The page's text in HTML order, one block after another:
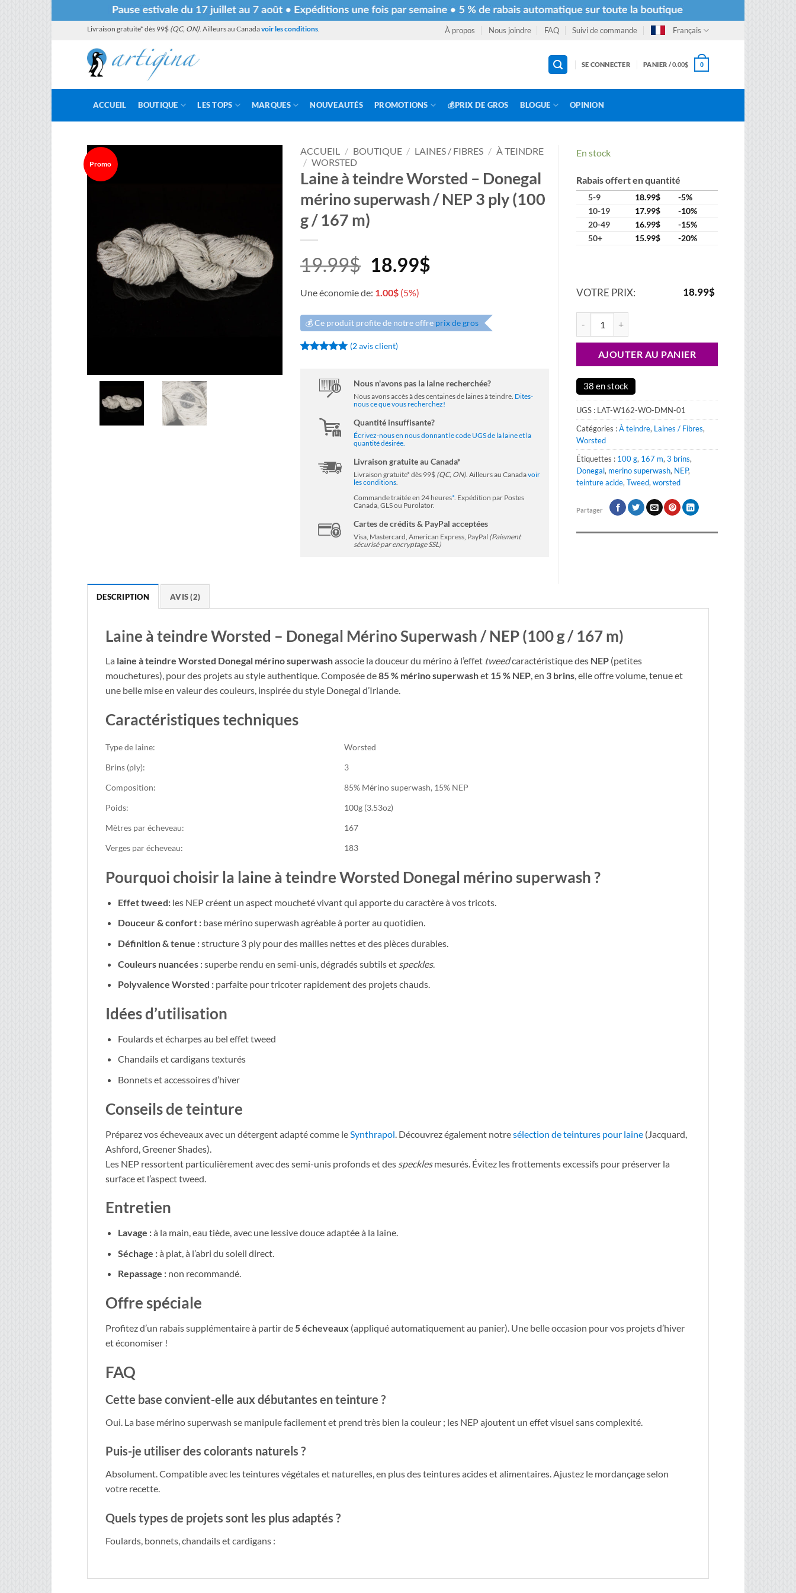
Livraison gratuite* dès 99$ (QC, ON). Ailleurs au Canadavoir les conditions. À propos Nous joindre FAQ Suivi de commande Français
SE CONNECTER PANIER /0.00$ 0
ACCUEIL BOUTIQUE LES TOPS MARQUES NOUVEAUTÉS PROMOTIONS 💰PRIX DE GROS BLOGUE OPINION
Promo
ACCUEIL / BOUTIQUE / LAINES / FIBRES / À TEINDRE
/ WORSTED
Laine à teindre Worsted – Donegal
mérino superwash / NEP 3 ply (100
g / 167 m)
19.99$ Le
prix
initial
était :
19.99$.
18.99$Le
actuel
18.99$.
Une économie de: 1.00$ (5%)
💰 Ce produit profite de notre offre prix de gros
notations
(2avis client)
Nous n'avons pas la laine recherchée?
Nous avons accès à des centaines de laines à teindre. Dites-
nous ce que vous recherchez!
Quantité insuffisante?
Écrivez-nous en nous donnant le code UGS de la laine et la
quantité désirée.
Livraison gratuite au Canada*
Livraison gratuite* dès 99$ (QC, ON) . Ailleurs au Canadavoir
les conditions
Commande traitée en 24 heures* . Expédition par Postes
Canada, GLS ou Purolator.
Cartes de crédits & PayPal acceptées
Visa, Mastercard, American Express, PayPal (Paiement
sécurisé par encryptage SSL)
En stock
Rabais offert en quantité
5-9 18.99$
-5%
10-19
17.99$
-10%
20-49
16.99$
-15%
50+
15.99$ -20%
VOTRE PRIX: 18.99$
AJOUTER AU PANIER
38 en stock
UGS : LAT-W162-WO-DMN-01
Catégories :À teindre, Laines / Fibres,
Worsted
Étiquettes : 100 g, 167 m,3 brins,
Donegal, merino superwash, NEP,
teinture acide,Tweed,worsted
Partager
DESCRIPTION AVIS (2)
Laine à teindre Worsted – Donegal Mérino Superwash / NEP (100 g / 167 m)
La laine à teindre Worsted Donegal mérino superwashassocie la douceur du mérino à l’effet tweedcaractéristique des NEP (petites
mouchetures), pour des projets au style authentique. Composée de85 % mérino superwashet 15 % NEP, en 3 brins, elle offre volume, tenue et
une belle mise en valeur des couleurs, inspirée du style Donegal d’Irlande.
Caractéristiques techniques
Type de laine:
Worsted
Brins (ply):
3
Composition:
85% Mérino superwash, 15% NEP
Poids:
100g (3.53oz)
Mètres par écheveau:
167
Verges par écheveau:
183
Pourquoi choisir la laine à teindre Worsted Donegal mérino superwash ?
Effet tweed:les NEP créent un aspect moucheté vivant qui apporte du caractère à vos tricots.
Douceur & confort :base mérino superwash agréable à porter au quotidien.
Définition & tenue :structure 3 ply pour des mailles nettes et des pièces durables.
Couleurs nuancées :superbe rendu en semi-unis, dégradés subtils et speckles.
Polyvalence Worsted :parfaite pour tricoter rapidement des projets chauds.
Idées d’utilisation
Foulards et écharpes au bel effet tweed
Chandails et cardigans texturés
Bonnets et accessoires d’hiver
Conseils de teinture
Préparez vos écheveaux avec un détergent adapté comme le Synthrapol . Découvrez également notresélection de teintures pour laine (Jacquard,
Ashford, Greener Shades).
Les NEP ressortent particulièrement avec des semi-unis profonds et des specklesmesurés. Évitez les frottements excessifs pour préserver la
surface et l’aspect tweed.
Entretien
Lavage :à la main, eau tiède, avec une lessive douce adaptée à la laine.
Séchage :à plat, à l’abri du soleil direct.
Repassage :non recommandé.
Offre spéciale
Profitez d’un rabais supplémentaire à partir de5 écheveaux (appliqué automatiquement au panier). Une belle occasion pour vos projets d’hiver
et économiser !
FAQ
Cette base convient-elle aux débutantes en teinture ?
Oui. La base mérino superwash se manipule facilement et prend très bien la couleur ; les NEP ajoutent un effet visuel sans complexité.
Puis-je utiliser des colorants naturels ?
Absolument. Compatible avec les teintures végétales et naturelles, en plus des teintures acides et alimentaires. Ajustez le mordançage selon
votre recette.
Quels types de projets sont les plus adaptés ?
Foulards, bonnets, chandails et cardigans :